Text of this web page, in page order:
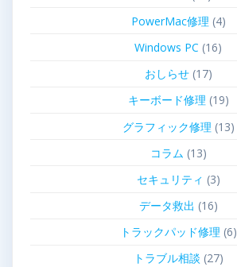
PowerMac修理 (4)
Windows PC (16)
おしらせ(17)
キーボード修理 (19)
グラフィック修理 (13)
コラム (13)
セキュリティ (3)
データ救出 (16)
トラックパッド修理 (6)
トラブル相談 (27)